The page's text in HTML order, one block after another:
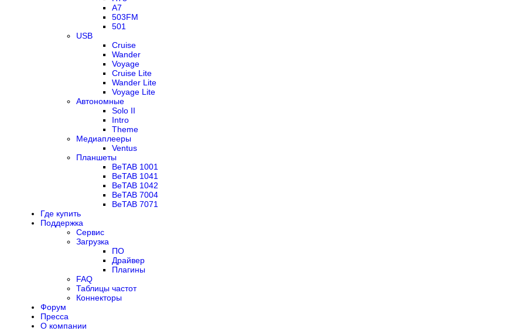
A7
503FM
501
USB
Cruise
Wander
Voyage
Cruise Lite
Wander Lite
Voyage Lite
Автономные
Solo II
Intro
Theme
Медиаплееры
Ventus
Планшеты
BeTAB 1001
BeTAB 1041
BeTAB 1042
BeTAB 7004
BeTAB 7071
Где купить
Поддержка
Сервис
Загрузка
ПО
Драйвер
Плагины
FAQ
Таблицы частот
Коннекторы
Форум
Пресса
О компании